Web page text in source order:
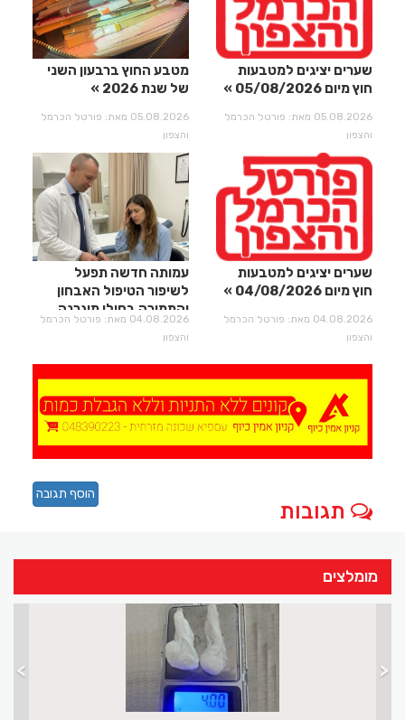
שערים יציגים למטבעות
חוץ מיום 05/08/2026
05.08.2026 מאת: פורטל הכרמל
והצפון
מטבע החוץ ברבעון השני
של שנת 2026
05.08.2026 מאת: פורטל הכרמל
והצפון
שערים יציגים למטבעות
חוץ מיום 04/08/2026
04.08.2026 מאת: פורטל הכרמל
והצפון
עמותה חדשה תפעל
לשיפור הטיפול האבחון
והתמיכה בחולי מיגרנה
וכאבי ראש04.08.2026 מאת: פורטל הכרמל
והצפון
תגובות
הוסף תגובה
מומלצים
> <